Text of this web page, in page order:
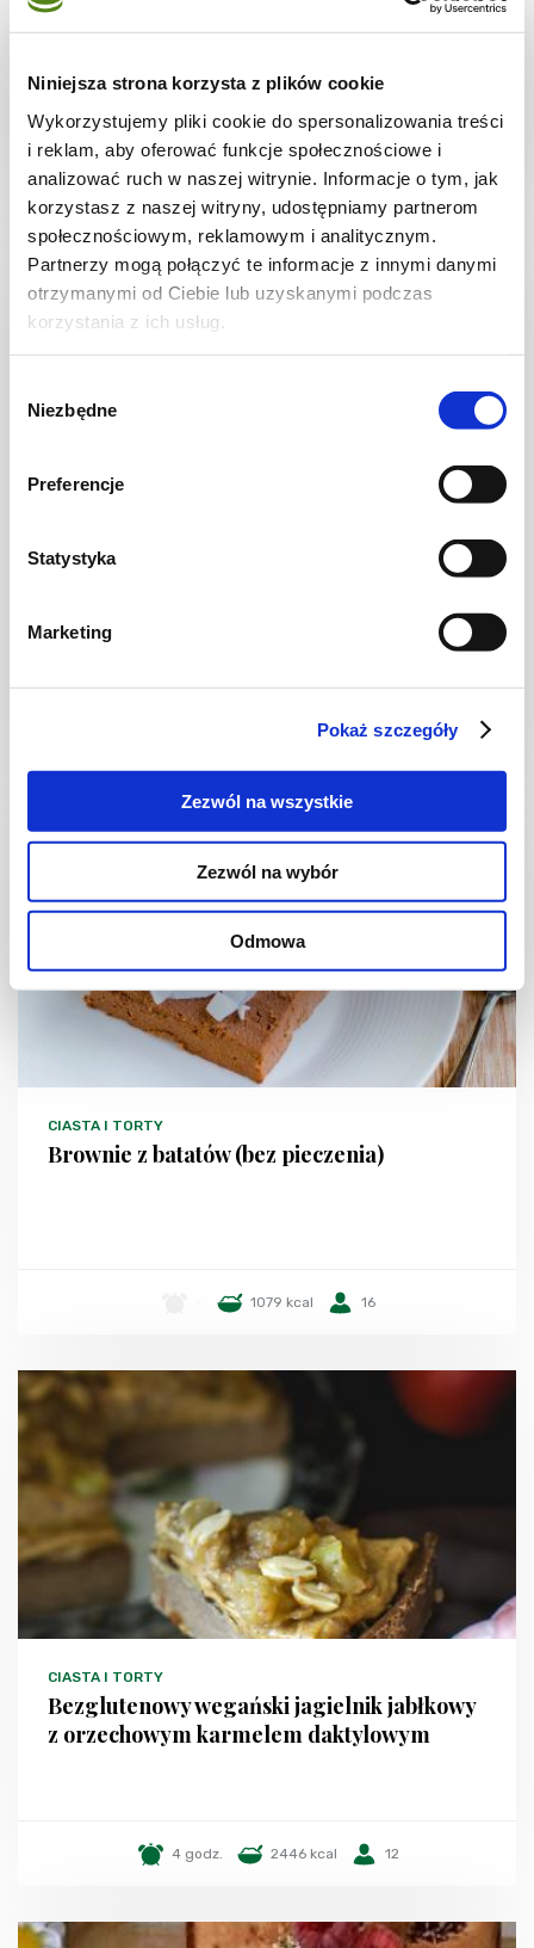
Niniejsza strona korzysta z plików cookie
Wykorzystujemy pliki cookie do spersonalizowania treści
i reklam, aby oferować funkcje społecznościowe i
analizować ruch w naszej witrynie. Informacje o tym, jak
korzystasz z naszej witryny, udostępniamy partnerom
społecznościowym, reklamowym i analitycznym.
Partnerzy mogą połączyć te informacje z innymi danymi
otrzymanymi od Ciebie lub uzyskanymi podczas
korzystania z ich usług.
zgody
Niezbędne
Preferencje
Statystyka
Marketing
Pokaż szczegóły
Zezwól na wszystkie
Zezwól na wybór
Odmowa
Szybkie ciasto dwukolorowe (wegańskie)
5735 kcal
CIASTA I TORTY
Brownie z batatów (bez pieczenia)
1079 kcal 16
CIASTA I TORTY
Bezglutenowy wegański jagielnik jabłkowy
z orzechowym karmelem daktylowym
4 godz. 2446 kcal 12